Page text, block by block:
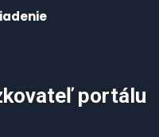
portálu